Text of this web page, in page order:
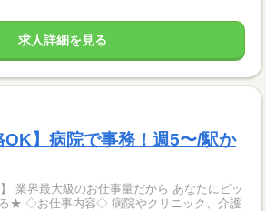
求人詳細を見る
OK】病院で事務！週5〜/駅か
業界最大級のお仕事量だから あなたにピッ
、介護